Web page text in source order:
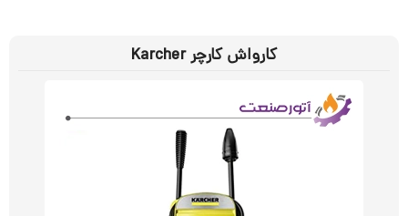
کارواش کارچر Karcher